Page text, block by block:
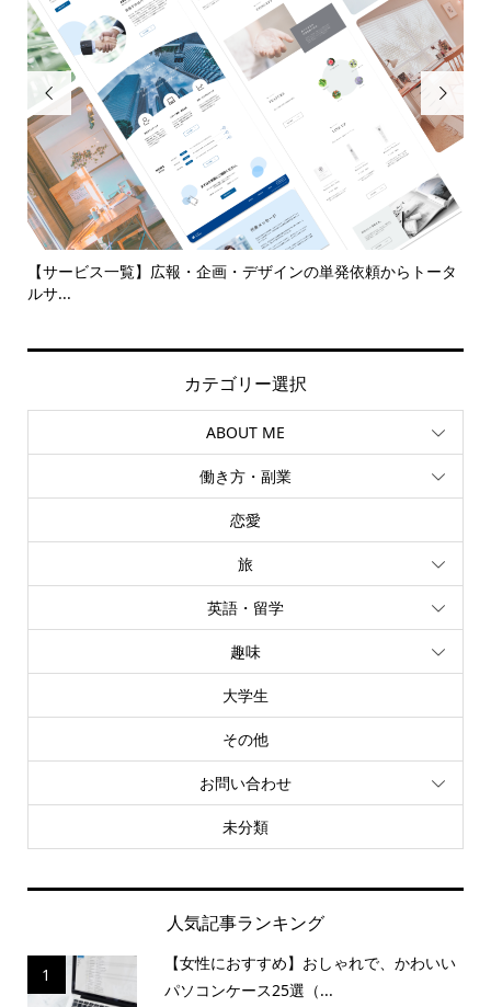

【サービス一覧】広報・企画・デザインの単発依頼からトータ
ルサ...

カテゴリー選択
ABOUT ME
働き方・副業
恋愛
旅
英語・留学
趣味
大学生
その他
お問い合わせ
未分類
人気記事ランキング
1
【女性におすすめ】おしゃれで、かわいい
パソコンケース25選（...